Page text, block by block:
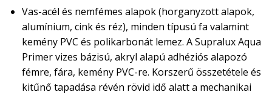
Vas-acél és nemfémes alapok (horganyzott alapok,
alumínium, cink és réz), minden típusú fa valamint
kemény PVC és polikarbonát lemez. A Supralux Aqua
Primer vizes bázisú, akryl alapú adhéziós alapozó
fémre, fára, kemény PVC-re. Korszerű összetétele és
kitűnő tapadása révén rövid idő alatt a mechanikai